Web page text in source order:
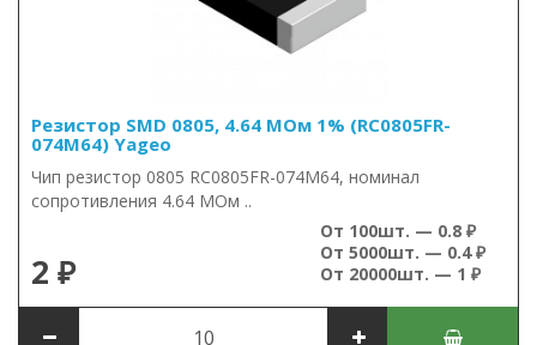
Резистор SMD 0805, 4.64 МОм 1% (RC0805FR-
074M64) Yageo
Чип резистор 0805 RC0805FR-074M64, номинал
сопротивления 4.64 МОм ..
2 ₽
От 100шт. — 0.8 ₽
От 5000шт. — 0.4 ₽
От 20000шт. — 1 ₽